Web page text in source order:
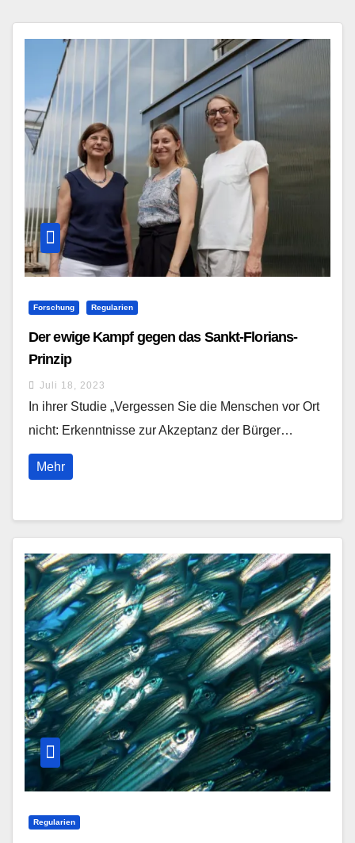
Forschung Regularien
Der ewige Kampf gegen das Sankt-Florians-
Prinzip
Juli 18, 2023
In ihrer Studie „Vergessen Sie die Menschen vor Ort
nicht: Erkenntnisse zur Akzeptanz der Bürger…
Mehr
Regularien